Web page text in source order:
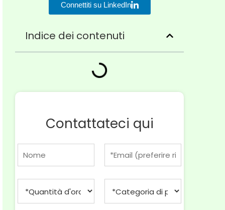
Connettiti su LinkedIn
Indice dei contenuti
Contattateci qui
N
m
e
E
m
a
i
Q
a
C
t